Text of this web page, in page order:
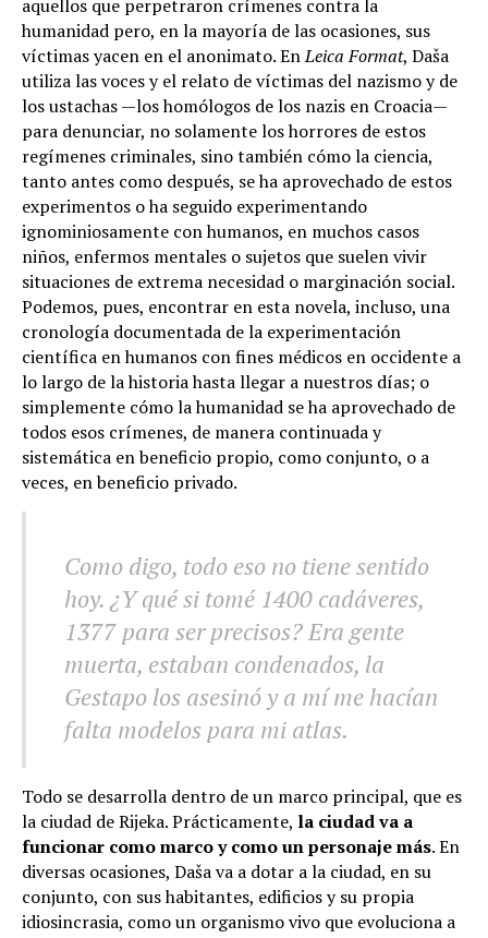
aquellos que perpetraron crímenes contra la
humanidad pero, en la mayoría de las ocasiones, sus
víctimas yacen en el anonimato. EnLeica Format, Daša
utiliza las voces y el relato de víctimas del nazismo y de
los ustachas —los homólogos de los nazis en Croacia—
para denunciar, no solamente los horrores de estos
regímenes criminales, sino también cómo la ciencia,
tanto antes como después, se ha aprovechado de estos
experimentos o ha seguido experimentando
ignominiosamente con humanos, en muchos casos
niños, enfermos mentales o sujetos que suelen vivir
situaciones de extrema necesidad o marginación social.
Podemos, pues, encontrar en esta novela, incluso, una
cronología documentada de la experimentación
científica en humanos con fines médicos en occidente a
lo largo de la historia hasta llegar a nuestros días; o
simplemente cómo la humanidad se ha aprovechado de
todos esos crímenes, de manera continuada y
sistemática en beneficio propio, como conjunto, o a
veces, en beneficio privado.
Como digo, todo eso no tiene sentido
hoy. ¿Y qué si tomé 1400 cadáveres,
1377 para ser precisos? Era gente
muerta, estaban condenados, la
Gestapo los asesinó y a mí me hacían
falta modelos para mi atlas.
Todo se desarrolla dentro de un marco principal, que es
la ciudad de Rijeka. Prácticamente, la ciudad va a
funcionar como marco y como un personaje más. En
diversas ocasiones, Daša va a dotar a la ciudad, en su
conjunto, con sus habitantes, edificios y su propia
idiosincrasia, como un organismo vivo que evoluciona a